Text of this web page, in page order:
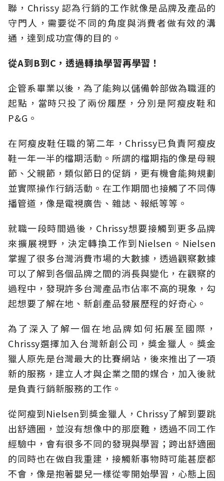
聯，Chrissy 認為行銷的工作就像是品牌及產品的
守門人，需要從不同的角度與消費者做有效的溝
通，達到成功宣傳的目的。
從A到B到C，透過轉換學習再學習！
企管系畢業以後，為了能夠以儲備幹部做為職涯的
起點，當時只投了兩份履歷，分別是阿瘦皮鞋和
P&G。
在阿瘦皮鞋任職的第二年，Chrissy已負責阿瘦皮
鞋一年一半的檔期活動。所謂的檔期指的像是母親
節、父親節，類似節日的促銷，更有機會能夠規劃
並實際操作行銷活動。在工作期間也接觸了不同傳
播管道，像是電視廣告、雜誌、報紙等等。
就職一段時間過後，Chrissy想要接觸到更多品牌
來擴展視野，決定轉換工作到Nielsen。Nielsen
掌握了很多台灣消費市場的大數據，透過觀察數據
可以了解到各個品牌之間的消長與變化，在觀察的
過程中，發現許多台灣產品市佔率不高的現象，勾
起想要了解在地、新創產品發展歷程的好奇心。
為了深入了解一個在地品牌如何拓展至國際，
Chrissy選擇加入台灣新創公司，獎金獵人。獎金
獵人原先是台灣最大的比賽網站，後來推出了一項
新的服務，建立人才與企業之間的媒合，加入後就
是負責行銷新服務的工作。
從阿瘦到Nielsen到獎金獵人，Chrissy了解到要跳
出舒適圈，並沒有想像中的那麼難，透過不同工作
經驗中，會有很多不同的發現與學習；跨出舒適圈
的同時也在做自我重建，接觸新事物時可能甚麼都
不會，像是抱著嬰兒一樣從零開始學習，心態上固